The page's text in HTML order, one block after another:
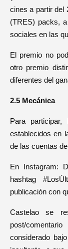
cines a partir del
(TRES) packs,
sociales en las
El premio no
otro premio
diferentes del
2.5 Mecánica
Para
establecidos en
de las cuentas
En Instagram:
hashtag
publicación con
Castelao se
post/
considerado